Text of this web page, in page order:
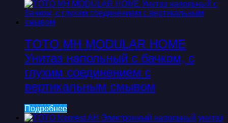
TOTO MH MODULAR HOME
Унитаз напольный с бачком, с
глухим соединением с
вертикальным смывом
Подробнее